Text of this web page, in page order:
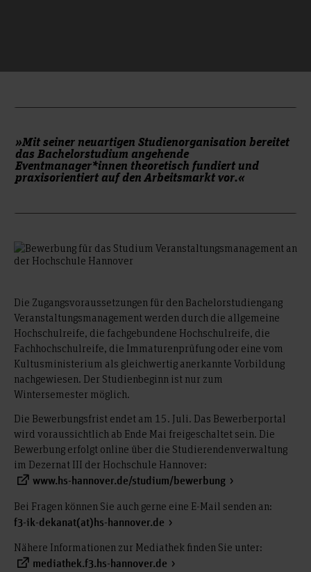
»Mit seiner neuartigen Studienorganisation bereitet
das Bachelorstudium angehende
Eventmanager*innen theoretisch fundiert und
praxisorientiert auf den Arbeitsmarkt vor.«
Die Zugangsvoraussetzungen für den Bachelorstudiengang
Veranstaltungsmanagement werden durch die allgemeine
Hochschulreife, die fachgebundene Hochschulreife, die
Fachhochschulreife, die Immaturenprüfung oder eine vom
Kultusministerium als gleichwertig anerkannte Vorbildung
nachgewiesen. Der Studienbeginn ist nur zum
Wintersemester möglich.
Die Bewerbungsfrist endet am 15. Juli. Das Bewerberportal
wird voraussichtlich ab Ende Mai freigeschaltet sein. Die
Bewerbung erfolgt online über die Studierendenverwaltung
im Dezernat III der Hochschule Hannover:
www.hs-hannover.de/studium/bewerbung
Bei Fragen können Sie auch gerne eine E-Mail senden an:
f3-ik-dekanat(at)hs-hannover.de
Nähere Informationen zur Mediathek finden Sie unter:
mediathek.f3.hs-hannover.de